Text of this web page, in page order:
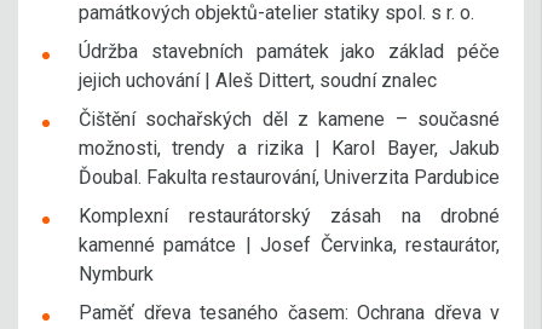
památkových objektů-atelier statiky spol. s r. o.
Údržba stavebních památek jako základ péče
jejich uchování | Aleš Dittert, soudní znalec
Čištění sochařských děl z kamene – současné
možnosti, trendy a rizika | Karol Bayer, Jakub
Ďoubal. Fakulta restaurování, Univerzita Pardubice
Komplexní restaurátorský zásah na drobné
kamenné památce | Josef Červinka, restaurátor,
Nymburk
Paměť dřeva tesaného časem: Ochrana dřeva v